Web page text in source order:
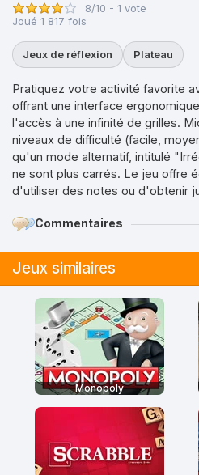
8/10 - 1 vote
Joué 1 817 fois
Jeux de réflexion Plateau
Pratiquez votre activité favorite
offrant une interface
l'accès à une infinité de grilles.
niveaux de difficulté (facile,
qu'un mode alternatif, intitulé
ne sont plus carrés. Le jeu offre
d'utiliser des notes ou d'obtenir
Commentaires
Jeux similaires
Monopoly